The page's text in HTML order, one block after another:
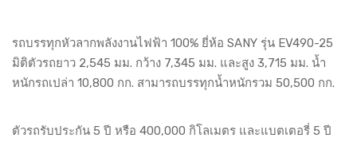
รถบรรทุกหัวลากพลังงานไฟฟ้า 100% ยี่ห้อ SANY รุ่น EV490-25
มิติตัวรถยาว 2,545 มม. กว้าง 7,345 มม. และสูง 3,715 มม. น้ำ
หนักรถเปล่า 10,800 กก. สามารถบรรทุกน้ำหนักรวม 50,500 กก.
ตัวรถรับประกัน 5 ปี หรือ 400,000 กิโลเมตร และแบตเตอรี่ 5 ปี